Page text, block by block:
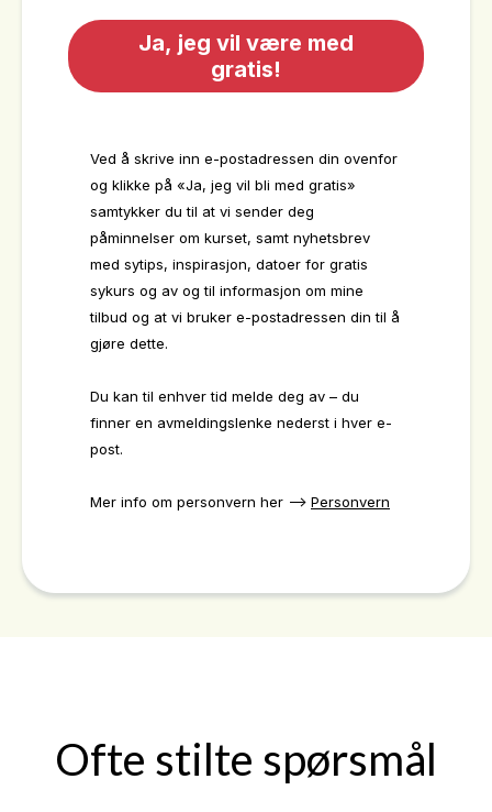
Ja, jeg vil være med
gratis!
Ved å skrive inn e-postadressen din ovenfor
og klikke på «Ja, jeg vil bli med gratis»
samtykker du til at vi sender deg
påminnelser om kurset, samt nyhetsbrev
med sytips, inspirasjon, datoer for gratis
sykurs og av og til informasjon om mine
tilbud og at vi bruker e-postadressen din til å
gjøre dette.
Du kan til enhver tid melde deg av – du
finner en avmeldingslenke nederst i hver e-
post.
Mer info om personvern her --> Personvern
Ofte stilte spørsmål